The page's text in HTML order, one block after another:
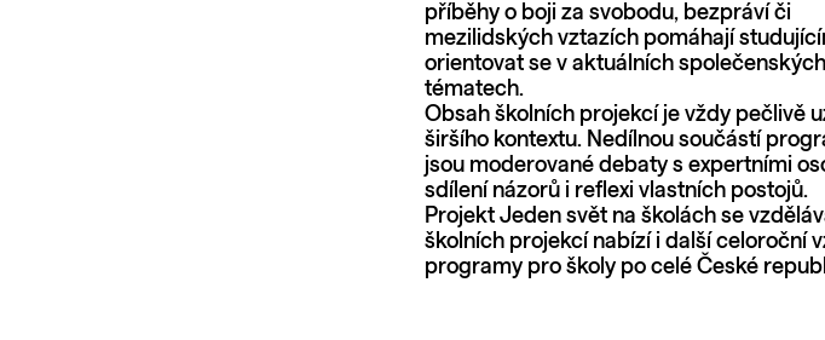
příběhy o boji za svobodu, bezpráví či
mezilidských vztazích pomáhají
orientovat se v aktuálních společenských
tématech.
Obsah školních projekcí je vždy pečlivě
širšího kontextu. Nedílnou součástí
jsou moderované debaty s expertními
sdílení názorů i reflexi vlastních postojů.
Projekt Jeden svět na školách se
školních projekcí nabízí i další celoroční
programy pro školy po celé České